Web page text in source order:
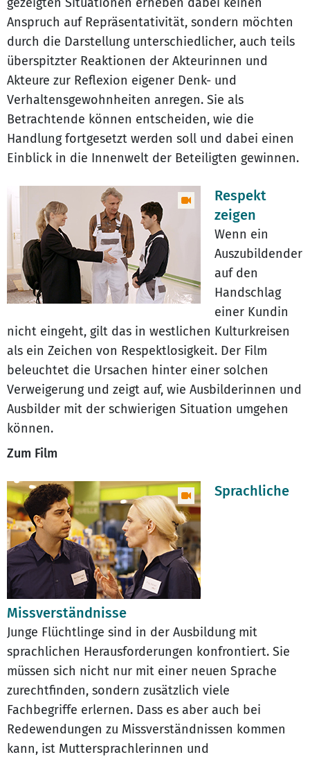
Anspruch auf Repräsentativität, sondern möchten
durch die Darstellung unterschiedlicher, auch teils
überspitzter Reaktionen der Akteurinnen und
Akteure zur Reflexion eigener Denk- und
Verhaltensgewohnheiten anregen. Sie als
Betrachtende können entscheiden, wie die
Handlung fortgesetzt werden soll und dabei einen
Einblick in die Innenwelt der Beteiligten gewinnen.
Respekt
zeigen
Wenn ein
Auszubildender
auf den
Handschlag
einer Kundin
nicht eingeht, gilt das in westlichen Kulturkreisen
als ein Zeichen von Respektlosigkeit. Der Film
beleuchtet die Ursachen hinter einer solchen
Verweigerung und zeigt auf, wie Ausbilderinnen und
Ausbilder mit der schwierigen Situation umgehen
können.
Zum Film
Sprachliche
Missverständnisse
Junge Flüchtlinge sind in der Ausbildung mit
sprachlichen Herausforderungen konfrontiert. Sie
müssen sich nicht nur mit einer neuen Sprache
zurechtfinden, sondern zusätzlich viele
Fachbegriffe erlernen. Dass es aber auch bei
Redewendungen zu Missverständnissen kommen
kann, ist Muttersprachlerinnen und